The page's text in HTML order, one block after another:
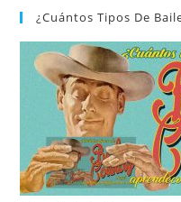
¿Cuántos Tipos De